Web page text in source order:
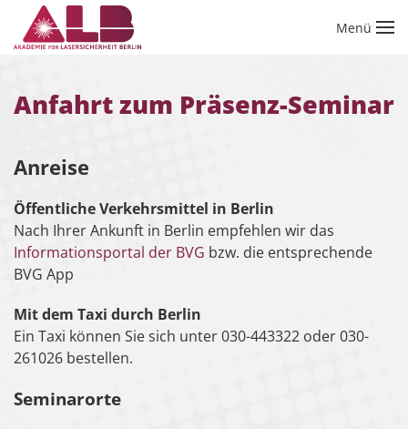
Zum Hauptinhalt springen
Menü
Anfahrt zum Präsenz-Seminar
Anreise
Öffentliche Verkehrsmittel in Berlin
Nach Ihrer Ankunft in Berlin empfehlen wir das
Informationsportal der BVG bzw. die entsprechende
BVG App
Mit dem Taxi durch Berlin
Ein Taxi können Sie sich unter 030-443322 oder 030-
261026 bestellen.
Seminarorte